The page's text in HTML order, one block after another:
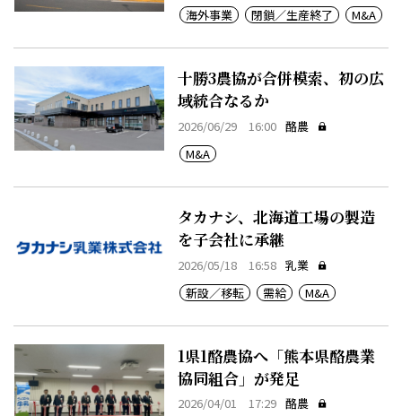
海外事業
閉鎖／生産終了 M&A
十勝3農協が合併模索、初の広
域統合なるか
2026/06/29 16:00 酪農
M&A
タカナシ、北海道工場の製造
を子会社に承継
2026/05/18 16:58 乳業
新設／移転
需給 M&A
1県1酪農協へ「熊本県酪農業
協同組合」が発足
2026/04/01 17:29 酪農